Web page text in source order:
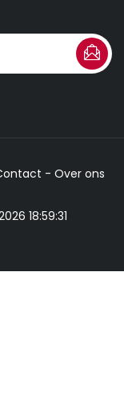
- Over ons
18:59:31